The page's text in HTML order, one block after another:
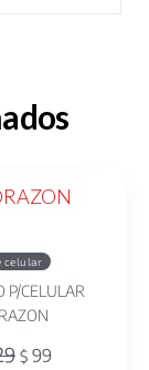
celular
P/CELULAR
$99